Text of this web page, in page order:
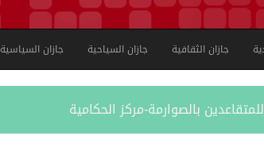
جازان الثقافية جازان السياحية جازان السياسية
بالصوارمة-مركز الحكامية